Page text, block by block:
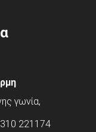
γωνία,
221174